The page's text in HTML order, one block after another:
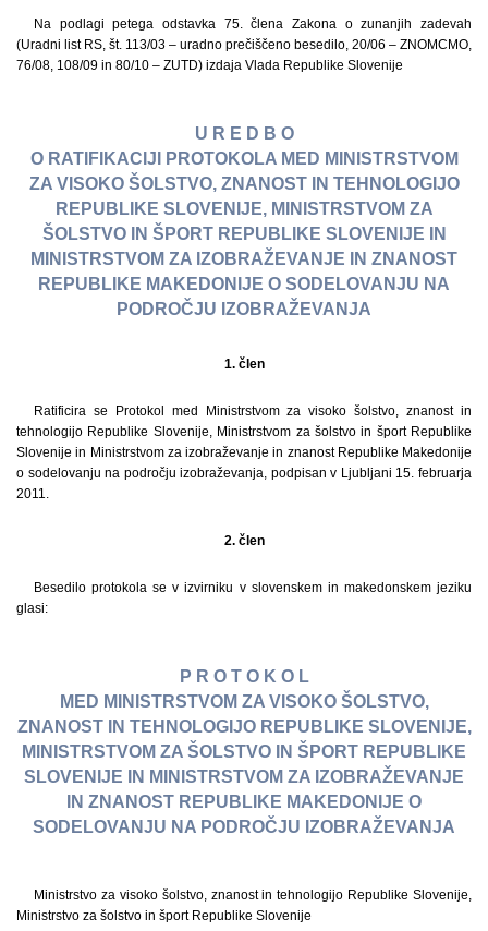
Na podlagi petega odstavka 75. člena Zakona o zunanjih zadevah
(Uradni list RS, št. 113/03 – uradno prečiščeno besedilo, 20/06 – ZNOMCMO,
76/08, 108/09 in 80/10 – ZUTD) izdaja Vlada Republike Slovenije
U R E D B O
O RATIFIKACIJI PROTOKOLA MED MINISTRSTVOM
ZA VISOKO ŠOLSTVO, ZNANOST IN TEHNOLOGIJO
REPUBLIKE SLOVENIJE, MINISTRSTVOM ZA
ŠOLSTVO IN ŠPORT REPUBLIKE SLOVENIJE IN
MINISTRSTVOM ZA IZOBRAŽEVANJE IN ZNANOST
REPUBLIKE MAKEDONIJE O SODELOVANJU NA
PODROČJU IZOBRAŽEVANJA
1. člen
Ratificira se Protokol med Ministrstvom za visoko šolstvo, znanost in
tehnologijo Republike Slovenije, Ministrstvom za šolstvo in šport Republike
Slovenije in Ministrstvom za izobraževanje in znanost Republike Makedonije
o sodelovanju na področju izobraževanja, podpisan v Ljubljani 15. februarja
2011.
2. člen
Besedilo protokola se v izvirniku v slovenskem in makedonskem jeziku
glasi:
P R O T O K O L
MED MINISTRSTVOM ZA VISOKO ŠOLSTVO,
ZNANOST IN TEHNOLOGIJO REPUBLIKE SLOVENIJE,
MINISTRSTVOM ZA ŠOLSTVO IN ŠPORT REPUBLIKE
SLOVENIJE IN MINISTRSTVOM ZA IZOBRAŽEVANJE
IN ZNANOST REPUBLIKE MAKEDONIJE O
SODELOVANJU NA PODROČJU IZOBRAŽEVANJA
Ministrstvo za visoko šolstvo, znanost in tehnologijo Republike Slovenije,
Ministrstvo za šolstvo in šport Republike Slovenije